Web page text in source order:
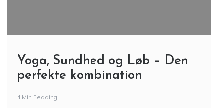
Yoga, Sundhed og Løb – Den
perfekte kombination
4 Min Reading